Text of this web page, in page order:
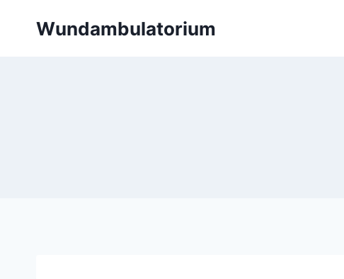
Wundambulatorium